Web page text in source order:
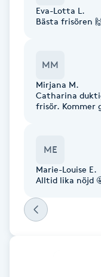
Fotsvamp
Fransborttagning
Fransfärgning
Fransförlängning
Fransförlängning
Eva-Lotta L.
Bästa frisören
MM
Mirjana M.
Catharina
frisör. Kommer
ME
Marie-Louise E.
Alltid lika nöjd